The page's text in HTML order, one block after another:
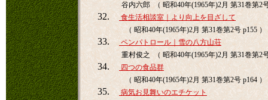
谷内六郎 （ 昭和40年(1965年)2月 第31巻第2
32.
食生活相談室｜より向上を目ざして
（ 昭和40年(1965年)2月 第31巻第2号 p155 ）
33.
ペンパトロール｜雪の八方山荘
重村俊之 （ 昭和40年(1965年)2月 第31巻第2
34.
四つの食品群
（ 昭和40年(1965年)2月 第31巻第2号 p164 ）
35.
病気お見舞いのエチケット